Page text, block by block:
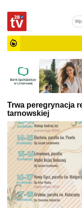
Trwa peregrynacja
tarnowskiej